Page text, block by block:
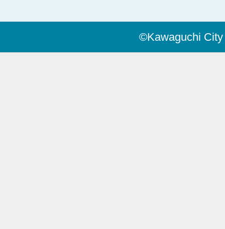
©Kawaguchi City